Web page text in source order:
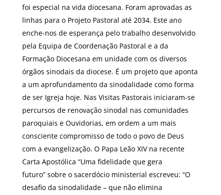
foi especial na vida diocesana. Foram aprovadas as
linhas para o Projeto Pastoral até 2034. Este ano
enche-nos de esperança pelo trabalho desenvolvido
pela Equipa de Coordenação Pastoral e a da
Formação Diocesana em unidade com os diversos
órgãos sinodais da diocese. É um projeto que aponta
a um aprofundamento da sinodalidade como forma
de ser Igreja hoje. Nas Visitas Pastorais iniciaram-se
percursos de renovação sinodal nas comunidades
paroquiais e Ouvidorias, em ordem a um mais
consciente compromisso de todo o povo de Deus
com a evangelização. O Papa Leão XIV na recente
Carta Apostólica “Uma fidelidade que gera
futuro” sobre o sacerdócio ministerial escreveu: “O
desafio da sinodalidade – que não elimina